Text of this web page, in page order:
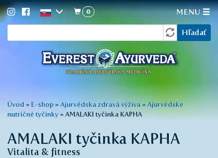
na
Hľadať
0 MENU
Nachádzate
sa
tu
Úvod » E-shop »Ajurvédska zdravá výživa » Ajurvédske
nutričné tyčinky »AMALAKI tyčinka KAPHA
AMALAKI tyčinka KAPHA
Vitalita & fitness